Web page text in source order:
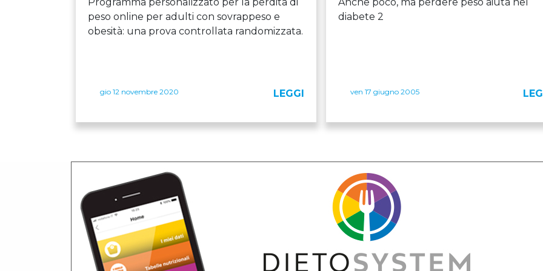
peso online per adulti con sovrappeso e
obesità: una prova controllata randomizzata.
gio 12 novembre 2020 LEGGI
diabete 2
ven 17 giugno 2005